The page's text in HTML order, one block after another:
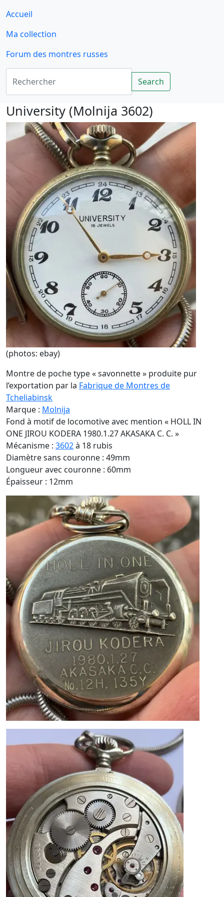
Accueil
Ma collection
Forum des montres russes
Rechercher
Search
University (Molnija 3602)
(photos: ebay)
Montre de poche type « savonnette » produite pur
l’exportation par la Fabrique de Montres de
Tcheliabinsk
Marque : Molnija
Fond à motif de locomotive avec mention « HOLL IN
ONE JIROU KODERA 1980.1.27 AKASAKA C. C. »
Mécanisme : 3602à 18 rubis
Diamètre sans couronne : 49mm
Longueur avec couronne : 60mm
Épaisseur : 12mm